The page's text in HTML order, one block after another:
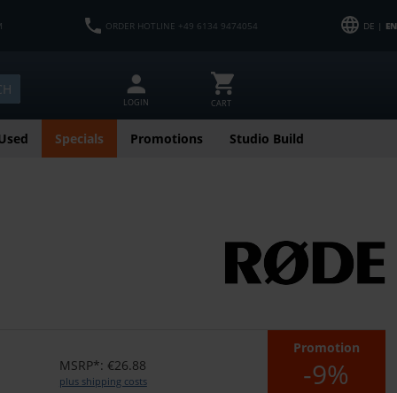
ORDER HOTLINE +49 6134 9474054 DE | EN
LOGIN CART
Specials Promotions Studio Build
MSRP*: €26.88
plus shipping costs
Promotion
-9%